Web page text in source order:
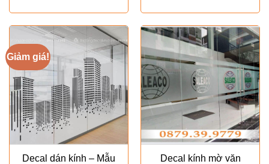
Giảm giá!
Decal dán kính – Mẫu
Decal kính mờ văn